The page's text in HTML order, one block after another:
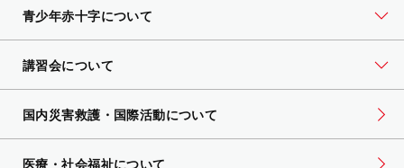
青少年赤十字について
講習会について
国内災害救護・国際活動について
医療・社会福祉について